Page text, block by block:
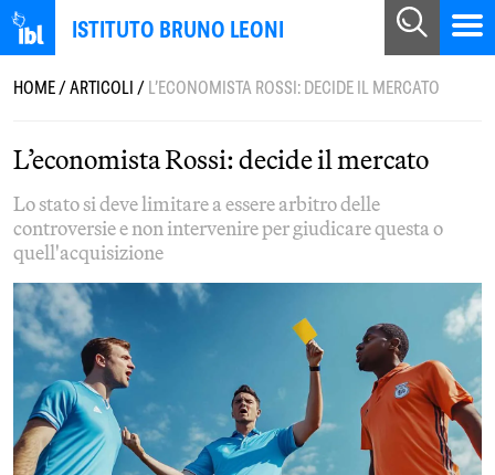
ISTITUTO BRUNO LEONI
HOME/ARTICOLI/L’ECONOMISTA ROSSI: DECIDE IL MERCATO
L’economista Rossi: decide il mercato
Lo stato si deve limitare a essere arbitro delle
controversie e non intervenire per giudicare questa o
quell'acquisizione